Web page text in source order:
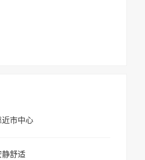
近市中心
静舒适